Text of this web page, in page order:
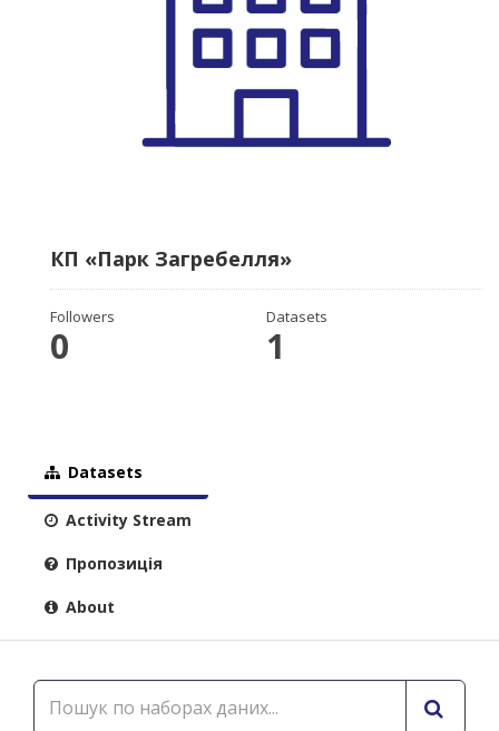
КП «Парк Загребелля»
Followers
0
Datasets
1
Datasets
Activity Stream
Пропозиція
About